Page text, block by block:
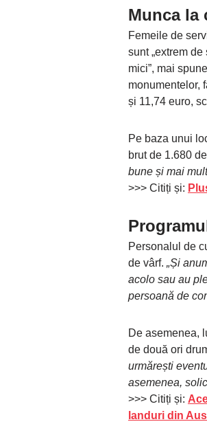
Munca la
Femeile de
sunt „extrem
mici”, mai
monumentelor,
și 11,74 euro,
Pe baza unui
brut de 1.680
bune și mai
>>> Citiți și:
Personalul de
de vârf. „Și
acolo sau au
persoană de
De asemenea,
de două ori
urmărești
asemenea,
>>> Citiți și:
landuri din